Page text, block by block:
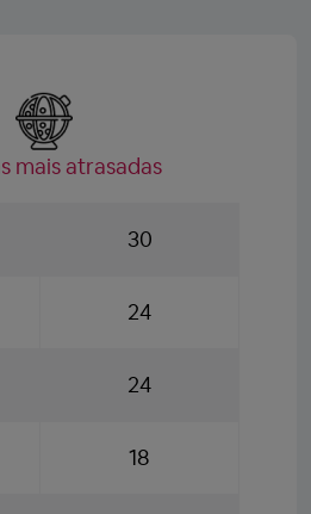
mais atrasadas
30
24
24
18